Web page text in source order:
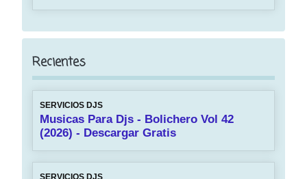
Recientes
SERVICIOS DJS
Musicas Para Djs - Bolichero Vol 42
(2026) - Descargar Gratis
SERVICIOS DJS